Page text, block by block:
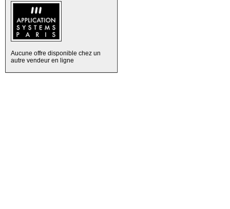
Aucune offre disponible chez un
autre vendeur en ligne